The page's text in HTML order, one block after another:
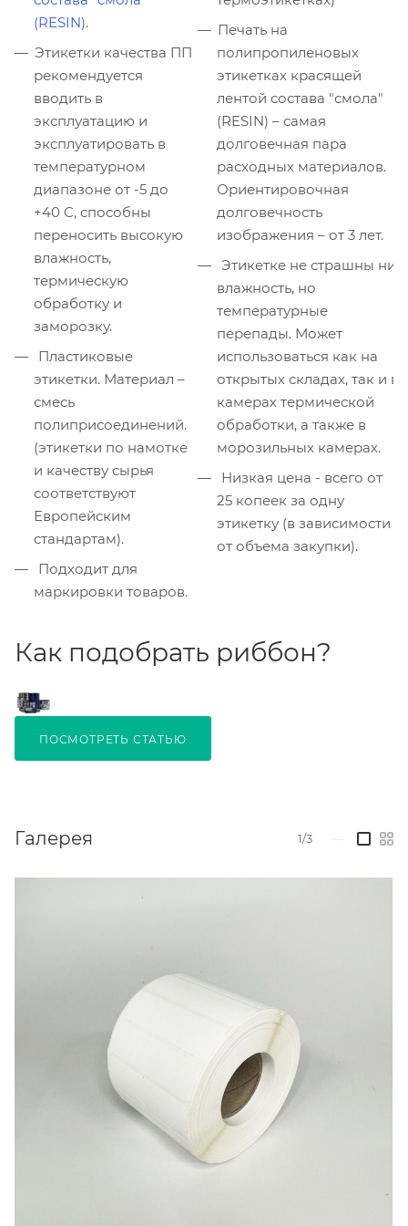
(RESIN).
Этикетки качества ПП
рекомендуется
вводить в
эксплуатацию и
эксплуатировать в
температурном
диапазоне от -5 до
+40 C, способны
переносить высокую
влажность,
термическую
обработку и
заморозку.
этикетки. Материал –
смесь
полиприсоединений.
(этикетки по намотке
и качеству сырья
соответствуют
Европейским
стандартам).
маркировки товаров.
Печать на
полипропиленовых
этикетках красящей
лентой состава "смола"
(RESIN) – самая
долговечная пара
расходных материалов.
Ориентировочная
долговечность
изображения – от 3 лет.
влажность, но
температурные
перепады. Может
использоваться как на
открытых складах, так и в
камерах термической
обработки, а также в
морозильных камерах.
25 копеек за одну
этикетку (в зависимости
от объема закупки).
Как подобрать риббон?
ПОСМОТРЕТЬ СТАТЬЮ
Галерея 1/3